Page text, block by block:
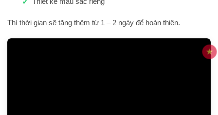
Thì thời gian sẽ tăng thêm từ 1 – 2 ngày để hoàn thiện.